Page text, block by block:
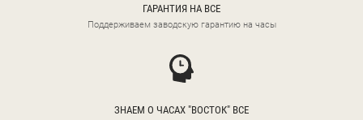
ГАРАНТИЯ НА ВСЕ
Поддерживаем заводскую гарантию на часы
ЗНАЕМ О ЧАСАХ "ВОСТОК" ВСЕ